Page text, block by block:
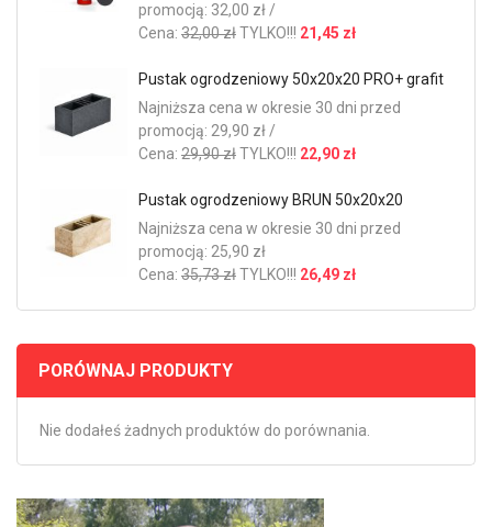
promocją: 32,00 zł /
Cena: 32,00 złTYLKO!!! 21,45 zł
Pustak ogrodzeniowy 50x20x20 PRO+ grafit
Najniższa cena w okresie 30 dni przed
promocją: 29,90 zł /
Cena: 29,90 złTYLKO!!! 22,90 zł
Pustak ogrodzeniowy BRUN 50x20x20
Najniższa cena w okresie 30 dni przed
promocją: 25,90 zł
Cena: 35,73 złTYLKO!!! 26,49 zł
PORÓWNAJ PRODUKTY
Nie dodałeś żadnych produktów do porównania.